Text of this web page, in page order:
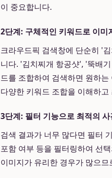
이 중요합니다.
2단계: 구체적인 키워드로 이미
크라우드픽 검색창에 단순히 '
니다. '김치찌개 항공샷', '뚝배
드를 조합하여 검색하면 원하
다양한 키워드 조합을 이해하
3단계: 필터 기능으로 최적의
검색 결과가 너무 많다면 필터
포함 여부 등을 필터링하여 선
이미지가 유리한 경우가 많으